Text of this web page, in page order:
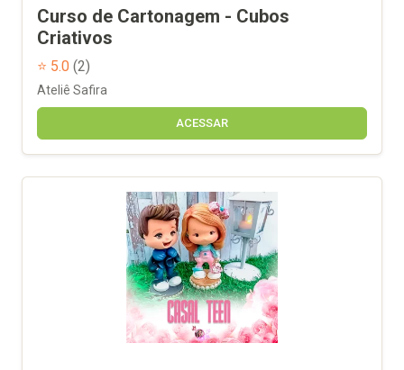
Curso de Cartonagem - Cubos
Criativos
⭐ 5.0 (2)
Ateliê Safira
ACESSAR